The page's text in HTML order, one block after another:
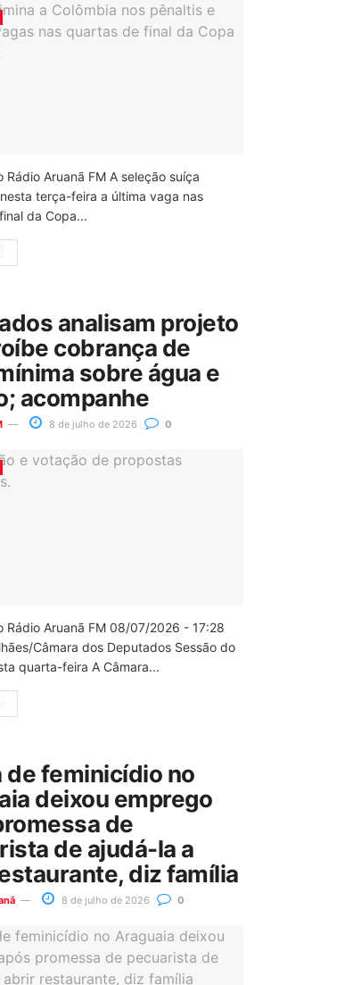
Rádio Aruanã FM A seleção suíça
terça-feira a última vaga nas
da Copa...
analisam projeto
cobrança de
sobre água e
acompanhe
8 de julho de 2026 0
Rádio Aruanã FM 08/07/2026 - 17:28
Câmara dos Deputados Sessão do
quarta-feira A Câmara...
de feminicídio no
deixou emprego
de
de ajudá-la a
diz família
8 de julho de 2026 0